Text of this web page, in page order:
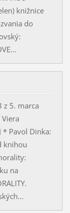
knižnice
do
z 5. marca
* Pavol Dinka:
knihou
na